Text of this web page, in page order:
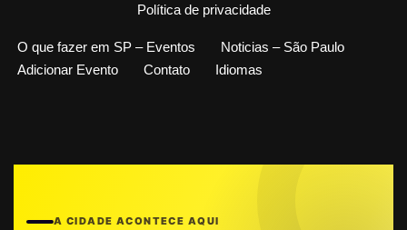
Política de privacidade
O que fazer em SP – Eventos
Noticias – São Paulo
Adicionar Evento
Contato Idiomas
A CIDADE ACONTECE AQUI